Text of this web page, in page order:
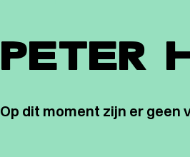
PETER
Op dit moment zijn er geen